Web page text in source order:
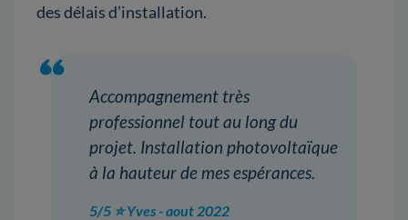
des délais d’installation.
Accompagnement très
professionnel tout au long du
projet. Installation photovoltaïque
à la hauteur de mes espérances.
5/5 ⭐ Yves - aout 2022